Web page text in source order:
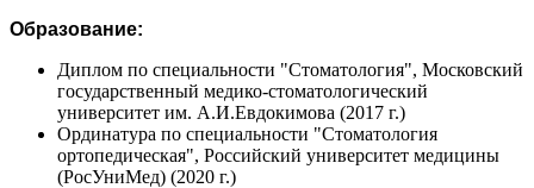
Образование:
Диплом по специальности "Стоматология", Московский
государственный медико-стоматологический
университет им. А.И.Евдокимова (2017 г.)
Ординатура по специальности "Стоматология
ортопедическая", Российский университет медицины
(РосУниМед) (2020 г.)